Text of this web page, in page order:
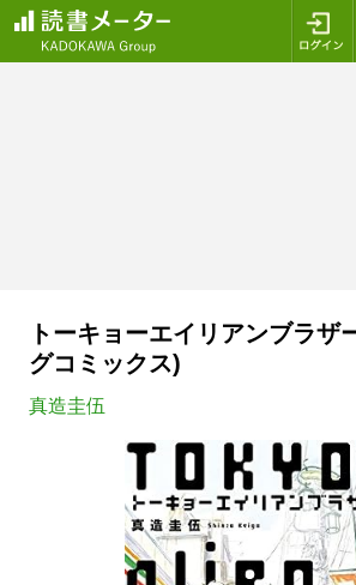
トーキョーエイリアンブラザ
グコミックス)
真造圭伍